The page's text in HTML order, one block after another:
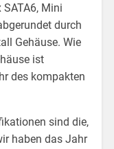
SATA6, Mini
durch
Gehäuse. Wie
ist
des kompakten
sind die,
haben das Jahr